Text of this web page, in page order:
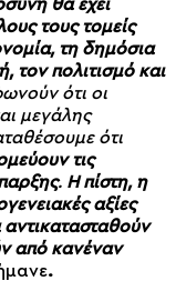
θα έχει
τους τομείς
τη δημόσια
τον πολιτισμό και
ότι οι
μεγάλης
ότι
τις
. Η πίστη, η
αξίες
από κανέναν
.